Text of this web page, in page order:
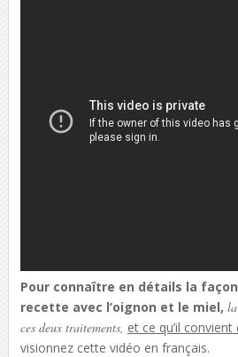
Pour connaître en détails la
recette avec l’oignon et le miel,
ces deux traitements, et ce qu’il
visionnez cette vidéo en français.